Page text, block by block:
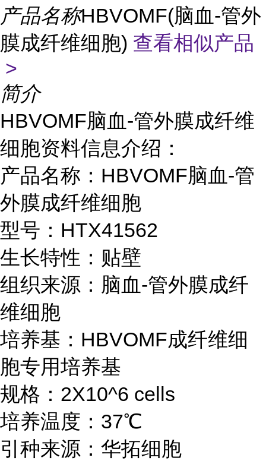
产品名称HBVOMF(脑血-管外
膜成纤维细胞) 查看相似产品
>
简介
HBVOMF脑血-管外膜成纤维
细胞资料信息介绍：
产品名称：HBVOMF脑血-管
外膜成纤维细胞
型号：HTX41562
生长特性：贴壁
组织来源：脑血-管外膜成纤
维细胞
培养基：HBVOMF成纤维细
胞专用培养基
规格：2X10^6 cells
培养温度：37℃
引种来源：华拓细胞